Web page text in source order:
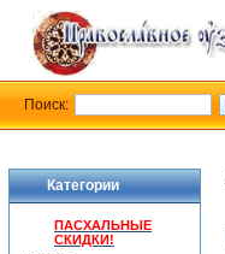
Категории
ПАСХАЛЬНЫЕ
СКИДКИ!
Поиск: